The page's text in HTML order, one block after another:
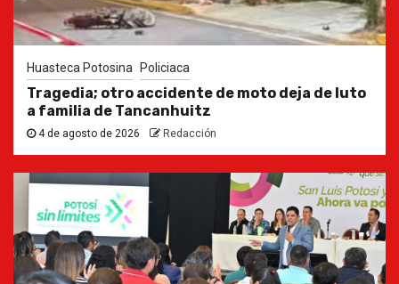
Huasteca Potosina Policiaca
Tragedia; otro accidente de moto deja de luto
a familia de Tancanhuitz
4 de agosto de 2026 Redacción